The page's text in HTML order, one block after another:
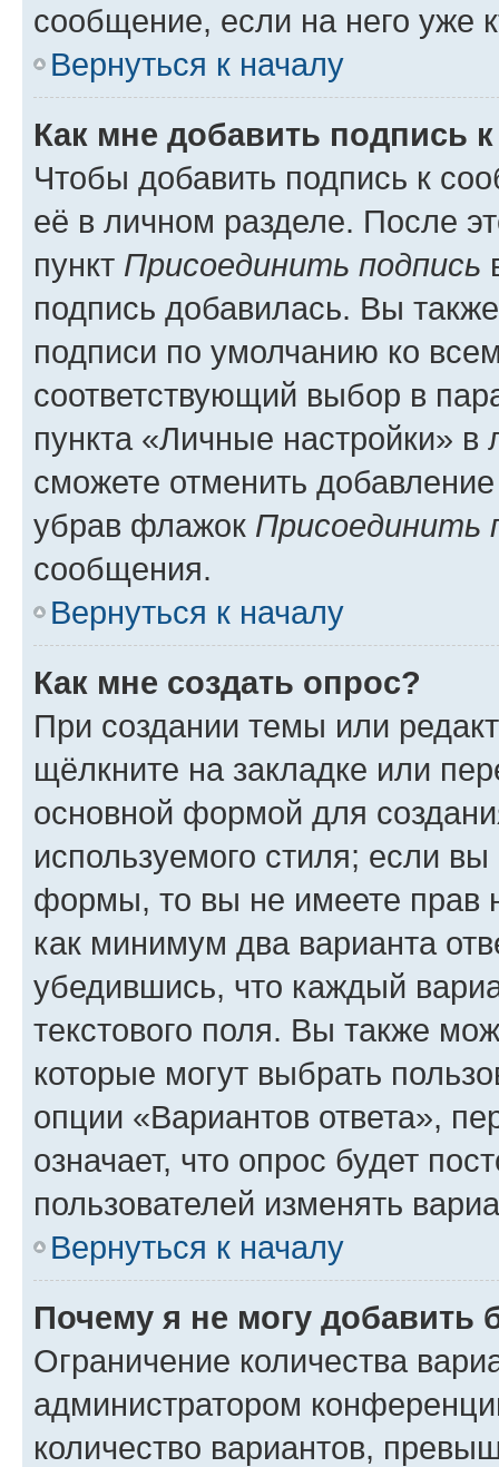
сообщение, если на него уже
Вернуться к началу
Как мне добавить подпись
Чтобы добавить подпись к
её в личном разделе. После
пункт Присоединить подпись
подпись добавилась. Вы
подписи по умолчанию ко
соответствующий выбор в
пункта «Личные настройки»
сможете отменить
убрав флажок Присоединить
сообщения.
Вернуться к началу
Как мне создать опрос?
При создании темы или
щёлкните на закладке или
основной формой для
используемого стиля; если
формы, то вы не имеете прав
как минимум два варианта
убедившись, что каждый
текстового поля. Вы также
которые могут выбрать
опции «Вариантов ответа»,
означает, что опрос будет
пользователей изменять
Вернуться к началу
Почему я не могу добавить
Ограничение количества
администратором
количество вариантов,